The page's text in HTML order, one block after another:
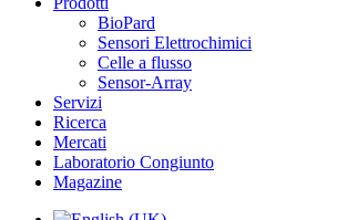
BioPard
Sensori Elettrochimici
Celle a flusso
Sensor-Array
Servizi
Ricerca
Mercati
Laboratorio Congiunto
Magazine